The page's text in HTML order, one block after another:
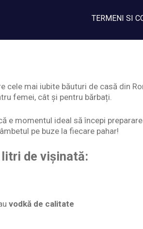
TERMENI SI
cele mai iubite băuturi de casă din
femei, cât și pentru bărbați.
e momentul ideal să începi
pe buze la fiecare pahar!
de vișinată:
vodkă de calitate